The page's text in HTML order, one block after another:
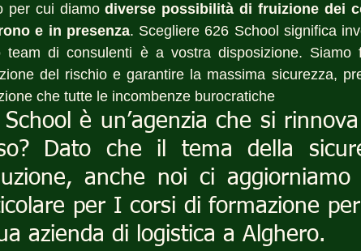
per cui diamo diverse possibilità di fruizione dei
e in presenza. Scegliere 626 School significa
team di consulenti è a vostra disposizione.
del rischio e garantire la massima sicurezza,
che tutte le incombenze burocratiche
School è un’agenzia che si
Dato che il tema della
anche noi ci
per I corsi di formazione
azienda di logistica a Alghero.